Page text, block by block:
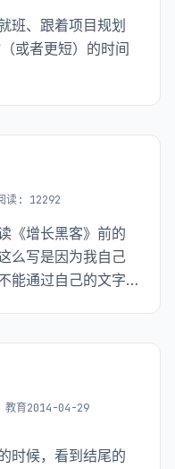
班、跟着项目规划
或者更短）的时间
读: 12292
《增长黑客》前的
么写是因为我自己
能通过自己的文字
教育2014-04-29
时候，看到结尾的